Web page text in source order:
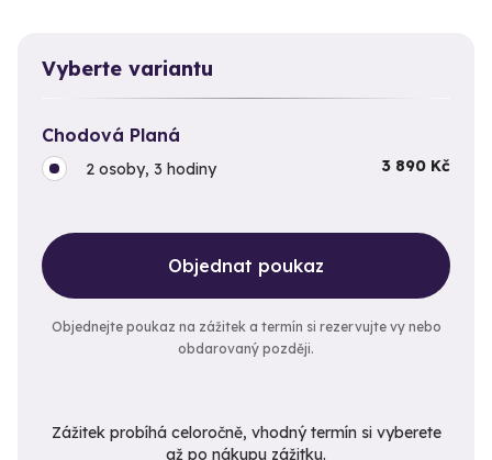
Vyberte variantu
Chodová Planá
2 osoby, 3 hodiny 3 890 Kč
Objednat poukaz
Objednejte poukaz na zážitek a termín si rezervujte vy nebo
obdarovaný později.
Zážitek probíhá celoročně, vhodný termín si vyberete
až po nákupu zážitku.